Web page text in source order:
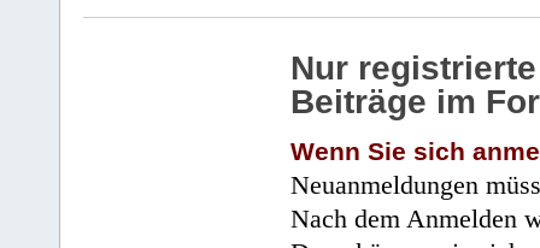
Nur
Beiträge im
Wenn Sie sich
Neuanmeldungen
Nach dem Anmelden